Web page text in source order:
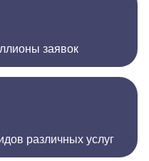
заявок
различных услуг